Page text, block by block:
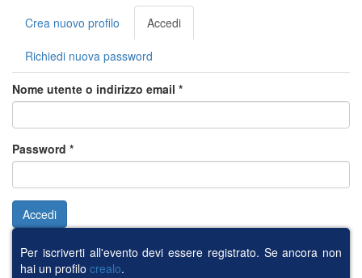
Schede
primarie
Crea nuovo profilo Accedi
attiva)
Richiedi nuova password
Nome utente o indirizzo email *
Password *
Accedi
Per iscriverti all'evento devi essere registrato. Se ancora non
hai un profilo crealo.